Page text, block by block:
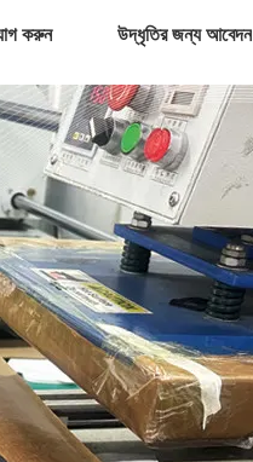
করুন উদ্ধৃতির জন্য আবেদন